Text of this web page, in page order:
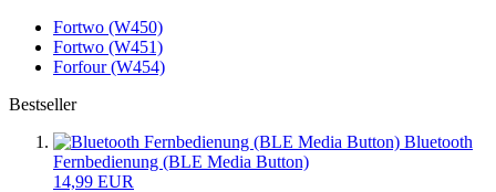
Fortwo (W450)
Fortwo (W451)
Forfour (W454)
Bestseller
Bluetooth
Fernbedienung (BLE Media Button)
14,99 EUR